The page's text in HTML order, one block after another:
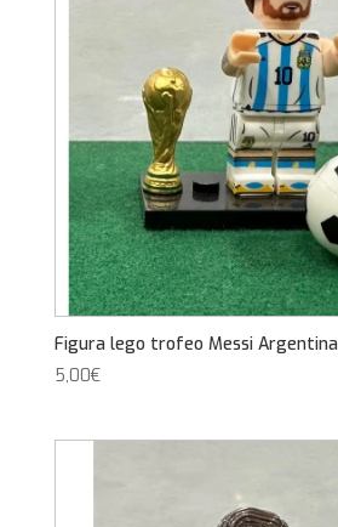
Figura lego trofeo Messi Argentina
5,00€